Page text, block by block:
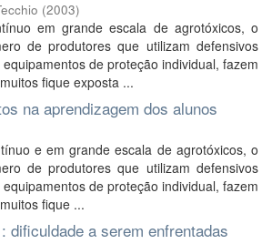
(2003)
em grande escala de agrotóxicos, o
de produtores que utilizam defensivos
de proteção individual, fazem
fique exposta ...
na aprendizagem dos alunos
e em grande escala de agrotóxicos, o
de produtores que utilizam defensivos
de proteção individual, fazem
fique ...
dificuldade a serem enfrentadas